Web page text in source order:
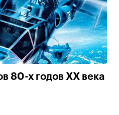
80-х годов ХХ века